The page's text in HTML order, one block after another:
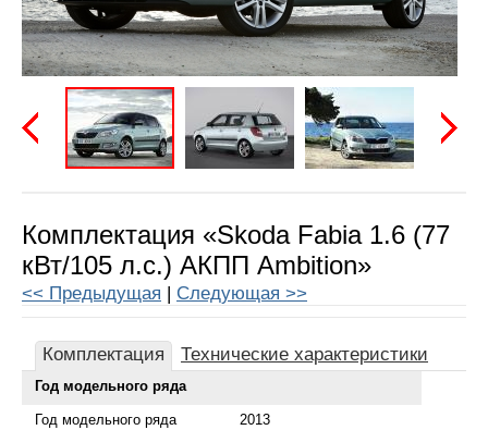
Комплектация «Skoda Fabia 1.6 (77
кВт/105 л.с.) АКПП Ambition»
<< Предыдущая Следующая >>
Комплектация Технические характеристики
Год модельного ряда
Год модельного ряда 2013